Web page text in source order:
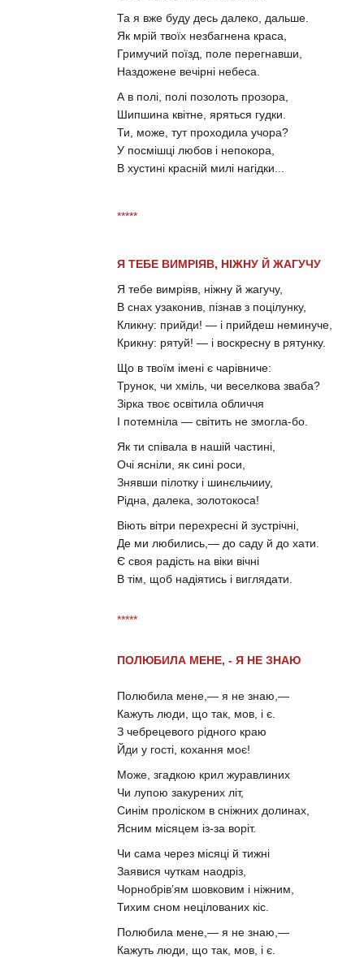
Та я вже буду десь далеко, дальше.
Як мрій твоїх незбагнена краса,
Гримучий поїзд, поле перегнавши,
Наздожене вечірні небеса.
А в полі, полі позолоть прозора,
Шипшина квітне, яряться гудки.
Ти, може, тут проходила учора?
У посмішці любов і непокора,
В хустині красній милі нагідки...
*****
Я ТЕБЕ ВИМРІЯВ, НІЖНУ Й ЖАГУЧУ
Я тебе вимріяв, ніжну й жагучу,
В снах узаконив, пізнав з поцілунку,
Кликну: прийди! — і прийдеш неминуче,
Крикну: рятуй! — і воскресну в рятунку.
Що в твоїм імені є чарівниче:
Трунок, чи хміль, чи веселкова зваба?
Зірка твоє освітила обличчя
І потемніла — світить не змогла-бо.
Як ти співала в нашій частині,
Очі ясніли, як сині роси,
Знявши пілотку і шинєльчииу,
Рідна, далека, золотокоса!
Віють вітри перехресні й зустрічні,
Де ми любились,— до саду й до хати.
Є своя радість на віки вічні
В тім, щоб надіятись і виглядати.
*****
ПОЛЮБИЛА МЕНЕ, - Я НЕ ЗНАЮ
Полюбила мене,— я не знаю,—
Кажуть люди, що так, мов, і є.
З чебрецевого рідного краю
Йди у гості, кохання моє!
Може, згадкою крил журавлиних
Чи лупою закурених літ,
Синім проліском в сніжних долинах,
Ясним місяцем із-за воріт.
Чи сама через місяці й тижні
Заявися чуткам наодріз,
Чорнобрів’ям шовковим і ніжним,
Тихим сном нецілованих кіс.
Полюбила мене,— я не знаю,—
Кажуть люди, що так, мов, і є.